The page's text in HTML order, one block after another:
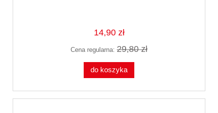
14,90 zł
Cena regularna: 29,80 zł
do koszyka